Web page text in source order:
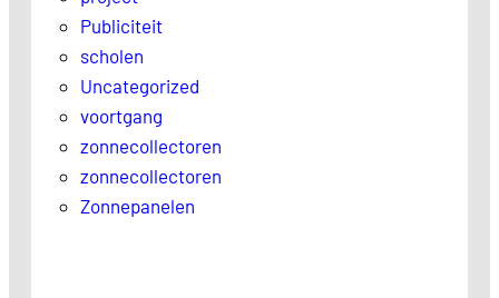
Publiciteit
scholen
Uncategorized
voortgang
zonnecollectoren
zonnecollectoren
Zonnepanelen